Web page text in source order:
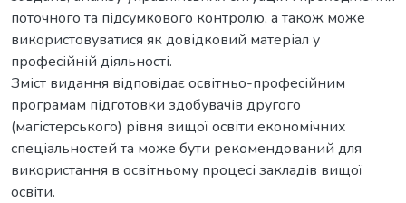
поточного та підсумкового контролю, а також може
використовуватися як довідковий матеріал у
професійній діяльності.
Зміст видання відповідає освітньо-професійним
програмам підготовки здобувачів другого
(магістерського) рівня вищої освіти економічних
спеціальностей та може бути рекомендований для
використання в освітньому процесі закладів вищої
освіти.